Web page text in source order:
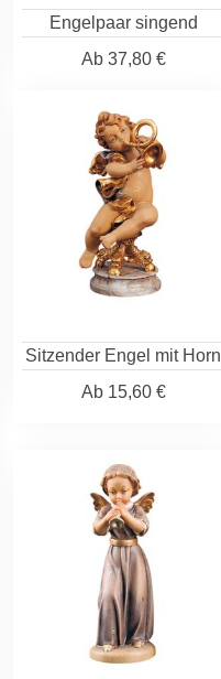
Engelpaar singend
Ab37,80 €
Sitzender Engel mit Horn
Ab15,60 €